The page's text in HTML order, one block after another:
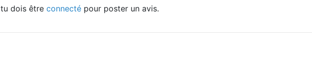
tu dois êtreconnecté pour poster un avis.